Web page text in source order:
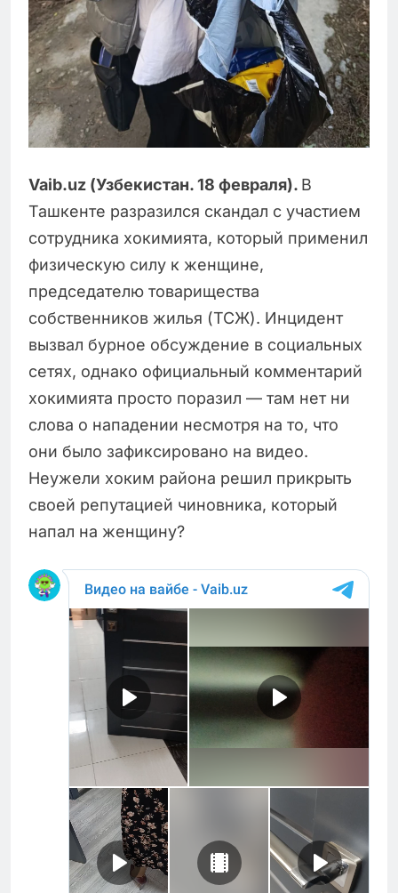
Vaib.uz (Узбекистан. 18 февраля). В
Ташкенте разразился скандал с участием
сотрудника хокимията, который применил
физическую силу к женщине,
председателю товарищества
собственников жилья (ТСЖ). Инцидент
вызвал бурное обсуждение в социальных
сетях, однако официальный комментарий
хокимията просто поразил — там нет ни
слова о нападении несмотря на то, что
они было зафиксировано на видео.
Неужели хоким района решил прикрыть
своей репутацией чиновника, который
напал на женщину?